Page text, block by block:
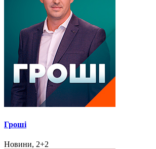
Гроші
Новини, 2+2